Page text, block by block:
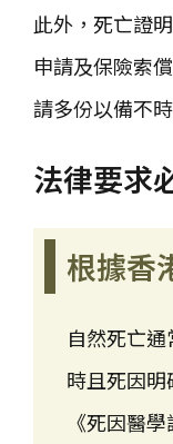
此外，死亡證
申請及保險索
請多份以備不
法律要求
根據香
自然死亡
時且死因
《死因醫